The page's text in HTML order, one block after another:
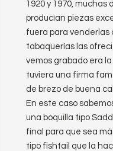
1920 y 1970, muchas
producían piezas
fuera para venderlas
tabaquerías las
vemos grabado era
tuviera una firma
de brezo de buena
En este caso
una boquilla tipo
final para que sea
tipo fishtail que la